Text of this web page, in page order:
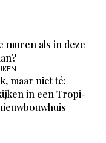
muren als in deze
maar niet té:
in een Tropi-